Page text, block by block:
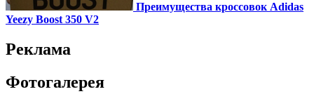
Преимущества кроссовок Adidas
Yeezy Boost 350 V2
Реклама
Фотогалерея